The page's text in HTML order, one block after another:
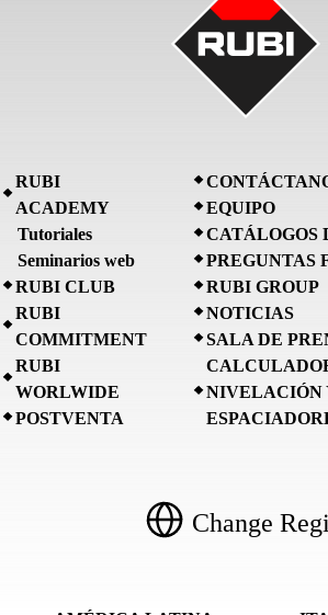
RUBI
ACADEMY
Tutoriales
Seminarios web
RUBI CLUB
RUBI
COMMITMENT
RUBI
WORLWIDE
POSTVENTA
EQUIPO
CATÁLOGOS
PREGUNTAS
RUBI GROUP
NOTICIAS
SALA DE
NIVELACIÓN
Change